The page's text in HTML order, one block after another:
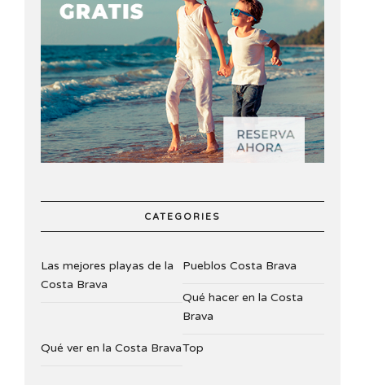
CATEGORIES
Las mejores playas de la
Costa Brava
Pueblos Costa Brava
Qué hacer en la Costa
Brava
Qué ver en la Costa BravaTop